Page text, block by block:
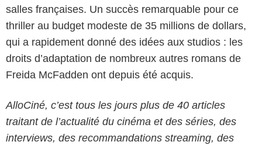
salles françaises. Un succès remarquable pour ce
thriller au budget modeste de 35 millions de dollars,
qui a rapidement donné des idées aux studios : les
droits d’adaptation de nombreux autres romans de
Freida McFadden ont depuis été acquis.
AlloCiné, c’est tous les jours plus de 40 articles
traitant de l’actualité du cinéma et des séries, des
interviews, des recommandations streaming, des